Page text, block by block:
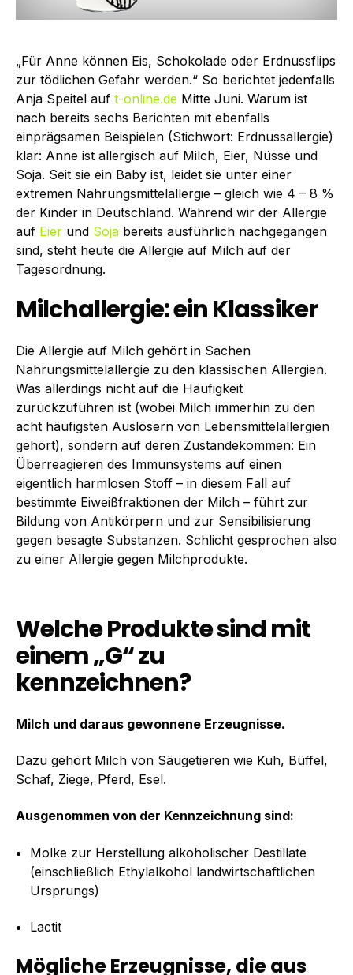
„Für Anne können Eis, Schokolade oder Erdnussflips
zur tödlichen Gefahr werden.“ So berichtet jedenfalls
Anja Speitel auf t-online.de Mitte Juni. Warum ist
nach bereits sechs Berichten mit ebenfalls
einprägsamen Beispielen (Stichwort: Erdnussallergie)
klar: Anne ist allergisch auf Milch, Eier, Nüsse und
Soja. Seit sie ein Baby ist, leidet sie unter einer
extremen Nahrungsmittelallergie – gleich wie 4 – 8 %
der Kinder in Deutschland. Während wir der Allergie
auf Eier und Soja bereits ausführlich nachgegangen
sind, steht heute die Allergie auf Milch auf der
Tagesordnung.
Milchallergie: ein Klassiker
Die Allergie auf Milch gehört in Sachen
Nahrungsmittelallergie zu den klassischen Allergien.
Was allerdings nicht auf die Häufigkeit
zurückzuführen ist (wobei Milch immerhin zu den
acht häufigsten Auslösern von Lebensmittelallergien
gehört), sondern auf deren Zustandekommen: Ein
Überreagieren des Immunsystems auf einen
eigentlich harmlosen Stoff – in diesem Fall auf
bestimmte Eiweißfraktionen der Milch – führt zur
Bildung von Antikörpern und zur Sensibilisierung
gegen besagte Substanzen. Schlicht gesprochen also
zu einer Allergie gegen Milchprodukte.
Welche Produkte sind mit
einem „G“ zu
kennzeichnen?
Milch und daraus gewonnene Erzeugnisse.
Dazu gehört Milch von Säugetieren wie Kuh, Büffel,
Schaf, Ziege, Pferd, Esel.
Ausgenommen von der Kennzeichnung sind:
Molke zur Herstellung alkoholischer Destillate
(einschließlich Ethylalkohol landwirtschaftlichen
Ursprungs)
Lactit
Mögliche Erzeugnisse, die aus